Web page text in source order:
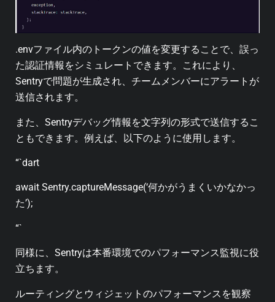
.envファイル内のトークンの値を変更することで、誤っ
た認証情報をシミュレートできます。これにより、
Sentryで問題が生成され、チームメンバーにアラートが
送信されます。
また、Sentryデバッグ情報を文字列の形式で送信するこ
ともできます。例えば、以下のように使用します。
“`dart
await Sentry.captureMessage(‘何かがうまくいかなかっ
た’);
“`
同様に、Sentryは本番環境でのパフォーマンス監視に役
立ちます。
ルーティングとウィジェットのパフォーマンスを観察